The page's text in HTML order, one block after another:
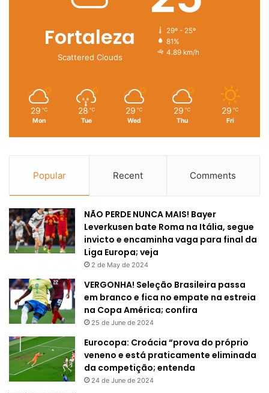
Fortaleza
Scattered Clouds
29º - 25º
81%
4.89 km/h
29 ℃
Mon
28 ℃
Tue
29 ℃
Wed
29 ℃
Thu
29 ℃
Fri
Popular Recent Comments
NÃO PERDE NUNCA MAIS! Bayer
Leverkusen bate Roma na Itália, segue
invicto e encaminha vaga para final da
Liga Europa; veja
2 de May de 2024
VERGONHA! Seleção Brasileira passa
em branco e fica no empate na estreia
na Copa América; confira
25 de June de 2024
Eurocopa: Croácia “prova do próprio
veneno e está praticamente eliminada
da competição; entenda
24 de June de 2024